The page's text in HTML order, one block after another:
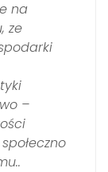
na
ze
–